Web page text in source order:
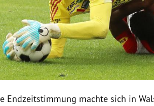
Endzeitstimmung machte sich in